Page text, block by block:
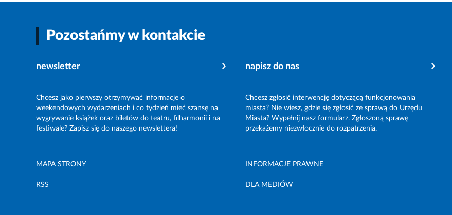
Pozostańmy w kontakcie
newsletter
Chcesz jako pierwszy otrzymywać informacje o
weekendowych wydarzeniach i co tydzień mieć szansę na
wygrywanie książek oraz biletów do teatru, filharmonii i na
festiwale? Zapisz się do naszego newslettera!
napisz do nas
Chcesz zgłosić interwencję dotyczącą funkcjonowania
miasta? Nie wiesz, gdzie się zgłosić ze sprawą do Urzędu
Miasta? Wypełnij nasz formularz. Zgłoszoną sprawę
przekażemy niezwłocznie do rozpatrzenia.
MAPA STRONY INFORMACJE PRAWNE
RSS DLA MEDIÓW